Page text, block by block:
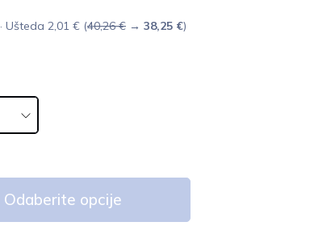
· Ušteda 2,01 € (40,26 € → 38,25 €)
Odaberite opcije